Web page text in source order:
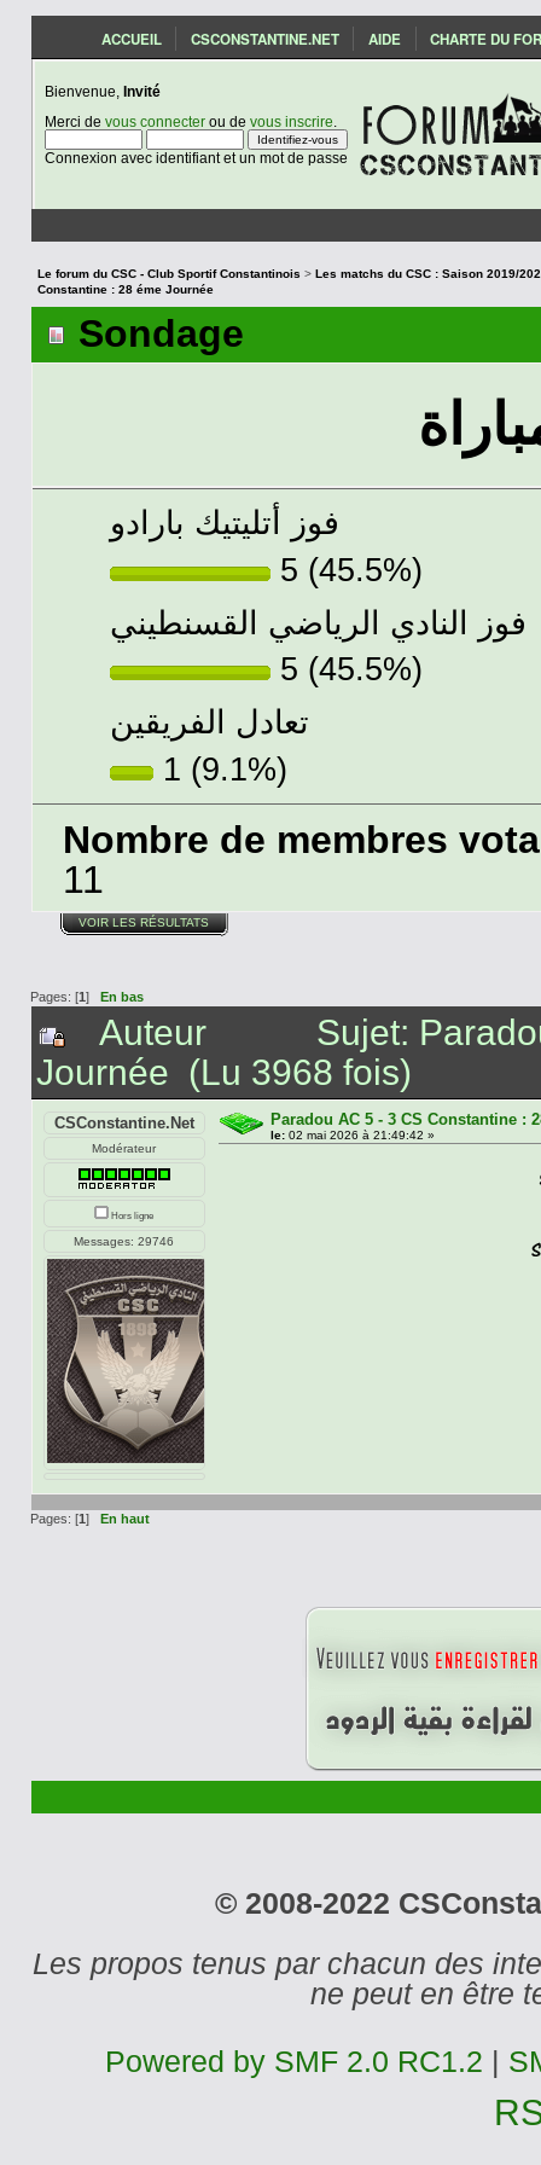
ACCUEIL CSCONSTANTINE.NET AIDE CHARTE DU
Bienvenue, Invité
Merci de vous connecterou de vous inscrire
Connexion avec identifiant et un mot de passe
Le forum du CSC - Club Sportif Constantinois >
Constantine : 28 éme Journée
Sondage
فوز أتليتيك بارادو
5 (45.5%)
فوز النادي الرياضي القسنطيني
5 (45.5%)
تعادل الفريقين
1 (9.1%)
Nombre de membres
11
VOIR LES RÉSULTATS
Pages: [1] En bas
Auteur
Sujet:
Journée (Lu 3968 fois)
CSConstantine.Net
Modérateur
Hors ligne
Messages: 29746
Paradou AC 5 - 3 CS Constantine :
le: 02 mai 2026 à 21:49:42 »
Pages: [1] En haut
© 2008-2022
Les propos tenus par chacun des
ne peut en être
Powered by SMF 2.0 RC1.2 |